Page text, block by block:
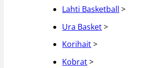
Lahti Basketball >
Ura Basket>
Korihait>
Kobrat>